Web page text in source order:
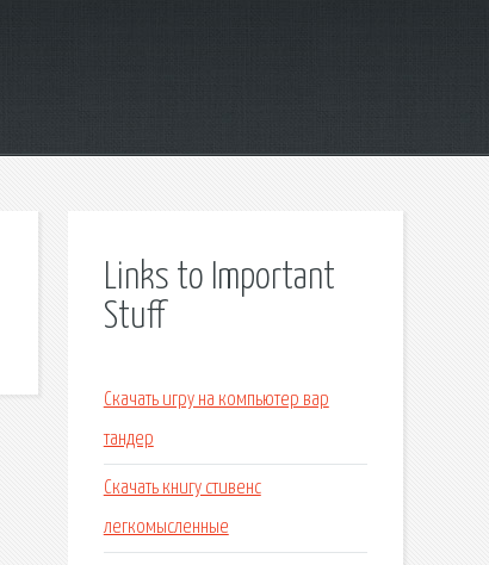
Links to Important
Stuff
Скачать игру на компьютер вар
тандер
Скачать книгу стивенс
легкомысленные